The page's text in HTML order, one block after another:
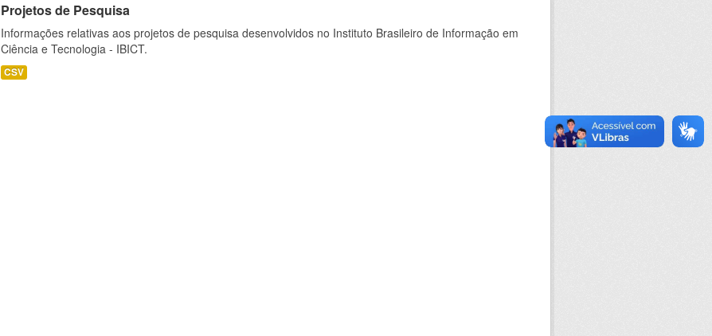
Projetos de Pesquisa
Informações relativas aos projetos de pesquisa desenvolvidos no Instituto Brasileiro de Informação em
Ciência e Tecnologia - IBICT.
CSV